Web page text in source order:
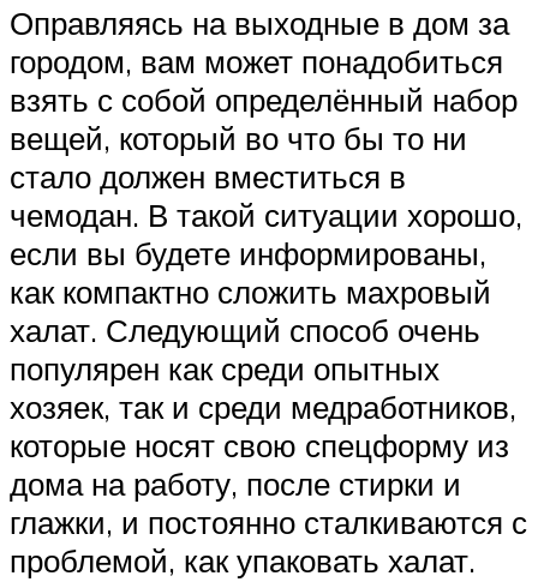
Оправляясь на выходные в дом за
городом, вам может понадобиться
взять с собой определённый набор
вещей, который во что бы то ни
стало должен вместиться в
чемодан. В такой ситуации хорошо,
если вы будете информированы,
как компактно сложить махровый
халат. Следующий способ очень
популярен как среди опытных
хозяек, так и среди медработников,
которые носят свою спецформу из
дома на работу, после стирки и
глажки, и постоянно сталкиваются с
проблемой, как упаковать халат.